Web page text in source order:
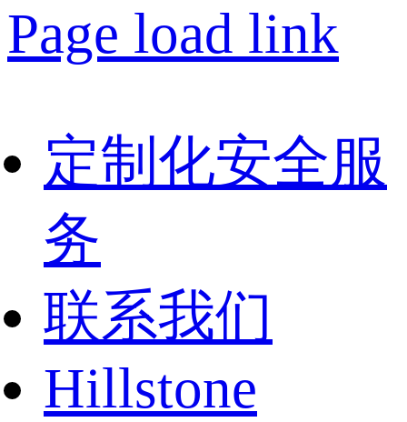
Page load link
定制化安全服
务
联系我们
Hillstone